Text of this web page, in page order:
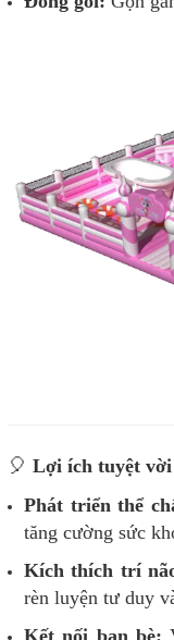
🎈 Lợi ích tuyệt vời
Phát triển thể
tăng cường sức
Kích thích trí
rèn luyện tư duy
Kết nối bạn bè: